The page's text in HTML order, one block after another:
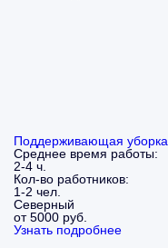
Поддерживающая уборка
Среднее время работы:
2-4 ч.
Кол-во работников:
1-2 чел.
Северный
от 5000 руб.
Узнать подробнее